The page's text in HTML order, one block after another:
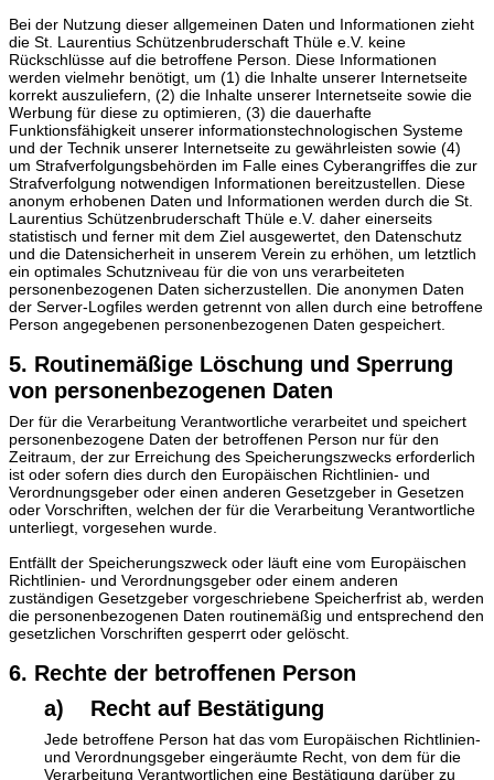
Bei der Nutzung dieser allgemeinen Daten und Informationen zieht
die St. Laurentius Schützenbruderschaft Thüle e.V. keine
Rückschlüsse auf die betroffene Person. Diese Informationen
werden vielmehr benötigt, um (1) die Inhalte unserer Internetseite
korrekt auszuliefern, (2) die Inhalte unserer Internetseite sowie die
Werbung für diese zu optimieren, (3) die dauerhafte
Funktionsfähigkeit unserer informationstechnologischen Systeme
und der Technik unserer Internetseite zu gewährleisten sowie (4)
um Strafverfolgungsbehörden im Falle eines Cyberangriffes die zur
Strafverfolgung notwendigen Informationen bereitzustellen. Diese
anonym erhobenen Daten und Informationen werden durch die St.
Laurentius Schützenbruderschaft Thüle e.V. daher einerseits
statistisch und ferner mit dem Ziel ausgewertet, den Datenschutz
und die Datensicherheit in unserem Verein zu erhöhen, um letztlich
ein optimales Schutzniveau für die von uns verarbeiteten
personenbezogenen Daten sicherzustellen. Die anonymen Daten
der Server-Logfiles werden getrennt von allen durch eine betroffene
Person angegebenen personenbezogenen Daten gespeichert.
5. Routinemäßige Löschung und Sperrung
von personenbezogenen Daten
Der für die Verarbeitung Verantwortliche verarbeitet und speichert
personenbezogene Daten der betroffenen Person nur für den
Zeitraum, der zur Erreichung des Speicherungszwecks erforderlich
ist oder sofern dies durch den Europäischen Richtlinien- und
Verordnungsgeber oder einen anderen Gesetzgeber in Gesetzen
oder Vorschriften, welchen der für die Verarbeitung Verantwortliche
unterliegt, vorgesehen wurde.
Entfällt der Speicherungszweck oder läuft eine vom Europäischen
Richtlinien- und Verordnungsgeber oder einem anderen
zuständigen Gesetzgeber vorgeschriebene Speicherfrist ab, werden
die personenbezogenen Daten routinemäßig und entsprechend den
gesetzlichen Vorschriften gesperrt oder gelöscht.
6. Rechte der betroffenen Person
a) Recht auf Bestätigung
Jede betroffene Person hat das vom Europäischen Richtlinien-
und Verordnungsgeber eingeräumte Recht, von dem für die
Verarbeitung Verantwortlichen eine Bestätigung darüber zu